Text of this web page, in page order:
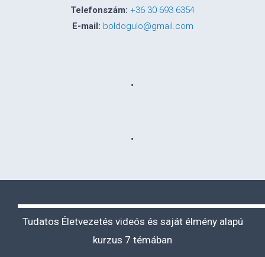
Telefonszám: +36 30 693 6354
E-mail: boldogulo@gmail.com
.
.
Tudatos Életvezetés videós és saját élmény alapú
kurzus 7 témában